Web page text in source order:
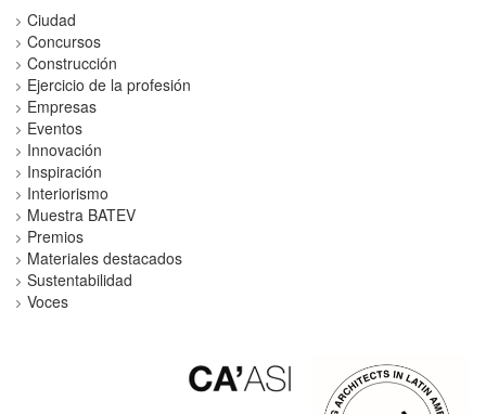
Ciudad
Concursos
Construcción
Ejercicio de la profesión
Empresas
Eventos
Innovación
Inspiración
Interiorismo
Muestra BATEV
Premios
Materiales destacados
Sustentabilidad
Voces